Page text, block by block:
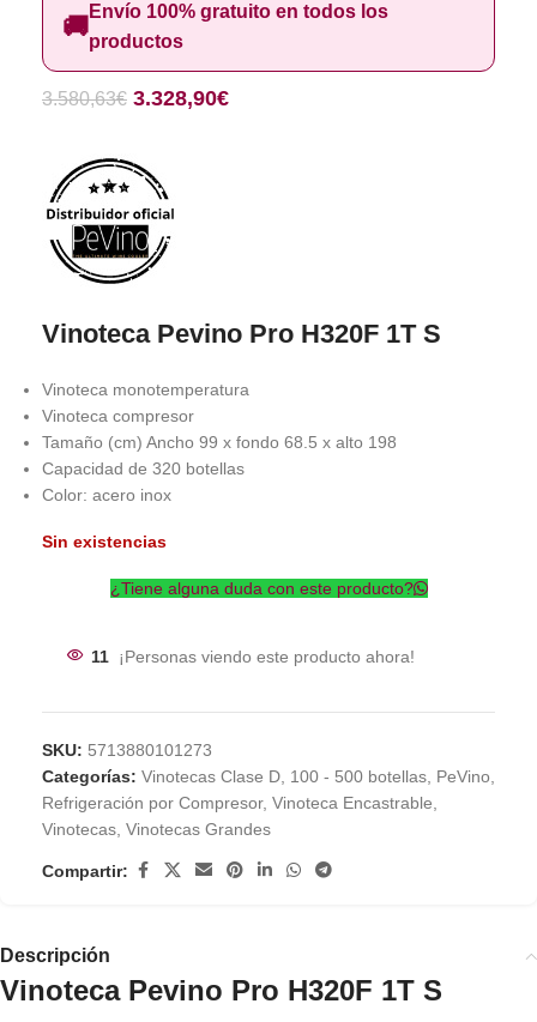
🚚Envío 100% gratuito en todos los
productos
3.580,63€ 3.328,90€
Vinoteca Pevino Pro H320F 1T S
Vinoteca monotemperatura
Vinoteca compresor
Tamaño (cm) Ancho 99 x fondo 68.5 x alto 198
Capacidad de 320 botellas
Color: acero inox
Sin existencias
¿Tiene alguna duda con este producto?
11 ¡Personas viendo este producto ahora!
SKU: 5713880101273
Categorías: Vinotecas Clase D 100 - 500 botellas PeVino
Refrigeración por Compresor, Vinoteca Encastrable
Vinotecas Vinotecas Grandes
Compartir:
Descripción
Vinoteca Pevino Pro H320F 1T S